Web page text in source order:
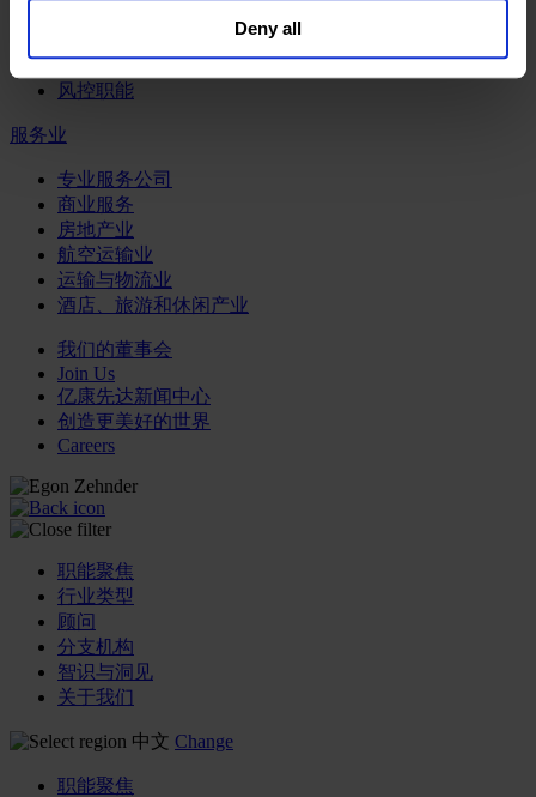
general collection and use of personal information see
Deny all
零售金融服务
风控职能
服务业
专业服务公司
商业服务
房地产业
航空运输业
运输与物流业
酒店、旅游和休闲产业
我们的董事会
Join Us
亿康先达新闻中心
创造更美好的世界
Careers
职能聚焦
行业类型
顾问
分支机构
智识与洞见
关于我们
中文 Change
职能聚焦